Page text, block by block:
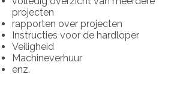
projecten
rapporten over projecten
Instructies voor de hardloper
Veiligheid
Machineverhuur
enz.